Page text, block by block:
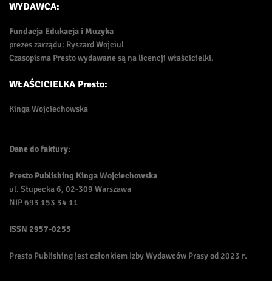
WYDAWCA:
Fundacja Edukacja i Muzyka
prezes zarządu: Ryszard Wojciul
Czasopisma Presto wydawane są na licencji właścicielki.
WŁAŚCICIELKA Presto:
Kinga Wojciechowska
Dane do faktury:
Presto Publishing Kinga Wojciechowska
ul. Słupecka 6, 02-309 Warszawa
NIP 693 153 34 11
ISSN 2957-0255
Presto Publishing jest członkiem Izby Wydawców Prasy od 2023 r.